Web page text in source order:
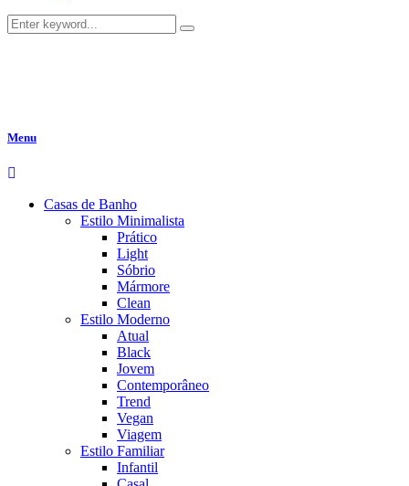
Menu
Casas de Banho
Estilo Minimalista
Prático
Light
Sóbrio
Mármore
Clean
Estilo Moderno
Atual
Black
Jovem
Contemporâneo
Trend
Vegan
Viagem
Estilo Familiar
Infantil